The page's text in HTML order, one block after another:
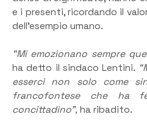
e i presenti, ricordando il
dell’esempio umano.
“Mi emozionano sempre
ha detto il sindaco Lentini.
esserci non solo come
francofontese che ha
concittadino”, ha ribadito.